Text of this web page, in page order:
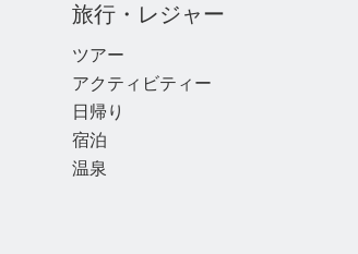
旅行・レジャー
ツアー
アクティビティー
日帰り
宿泊
温泉